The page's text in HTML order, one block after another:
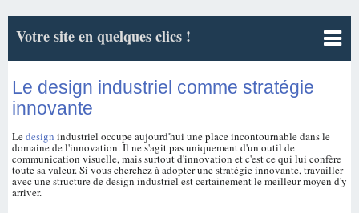
Votre site en quelques clics !
Le design industriel comme stratégie
innovante
Ledesign industriel occupe aujourd'hui une place incontournable dans le
domaine de l'innovation. Il ne s'agit pas uniquement d'un outil de
communication visuelle, mais surtout d'innovation et c'est ce qui lui confère
toute sa valeur. Si vous cherchez à adopter une stratégie innovante, travailler
avec une structure de design industriel est certainement le meilleur moyen d'y
arriver.